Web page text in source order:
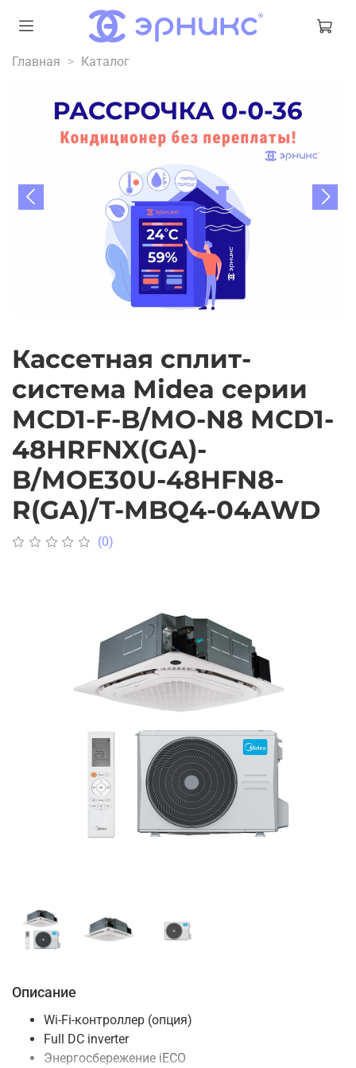
Главная Каталог
Кассетная сплит-
система Midea серии
MCD1-F-B/MO-N8 MCD1-
48HRFNX(GA)-
B/MOE30U-48HFN8-
R(GA)/T-MBQ4-04AWD
(0)
Описание
Wi-Fi-контроллер (опция)
Full DC inverter
Энергосбережение iЕСО